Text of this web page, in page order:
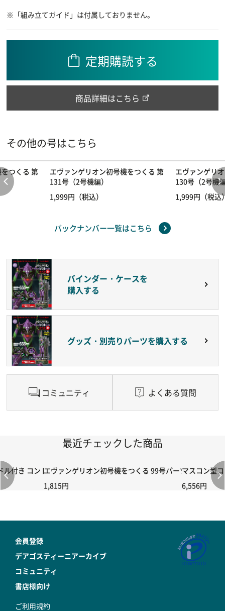
※「組み立てガイド」は付属しておりません。
定期購読する
商品詳細はこちら
その他の号はこちら
つくる 第
エヴァンゲリオン初号機をつくる 第
131号（2号機編）
1,999円（税込）
エヴァンゲリ
130号（2号機
1,999円（税込
バックナンバー一覧はこちら
バインダー・ケースを
購入する
グッズ・別売りパーツを購入する
コミュニティ よくある質問
最近チェックした商品
付き コントローラー＆ポイント切り替えスイッチRC-02/C002 /
エヴァンゲリオン初号機をつくる 99号パーツセット
1,815円
マスコン型
6,556円
会員登録
デアゴスティーニアーカイブ
コミュニティ
書店様向け
ご利用規約